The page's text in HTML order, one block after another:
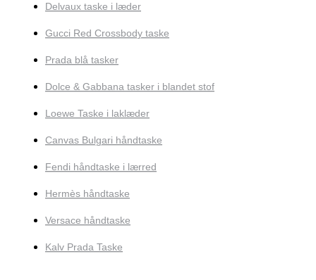
Delvaux taske i læder
Gucci Red Crossbody taske
Prada blå tasker
Dolce & Gabbana tasker i blandet stof
Loewe Taske i laklæder
Canvas Bulgari håndtaske
Fendi håndtaske i lærred
Hermès håndtaske
Versace håndtaske
Kalv Prada Taske